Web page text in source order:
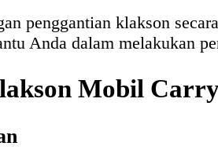
penggantian klakson
Anda dalam melakukan
Mobil